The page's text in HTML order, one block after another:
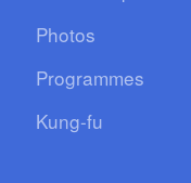
Photos
Programmes
Kung-fu